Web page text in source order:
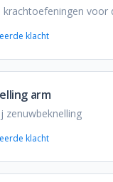
krachtoefeningen voor
klacht
arm
zenuwbeknelling
klacht